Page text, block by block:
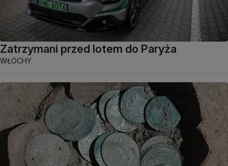
Zatrzymani przed lotem do Paryża
WŁOCHY